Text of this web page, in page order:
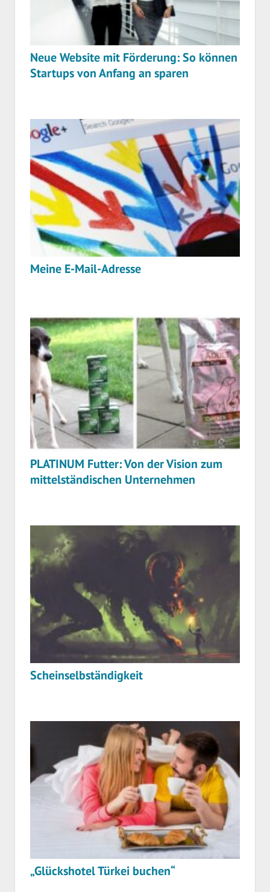
Neue Website mit Förderung: So können
Startups von Anfang an sparen
Meine E-Mail-Adresse
PLATINUM Futter: Von der Vision zum
mittelständischen Unternehmen
Scheinselbständigkeit
„Glückshotel Türkei buchen“